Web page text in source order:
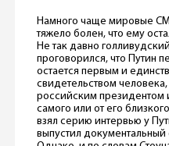
Намного чаще мировые
тяжело болен, что ему
Не так давно
проговорился, что Путин
остается первым и
свидетельством
российским президентом
самого или от его
взял серию интервью у
выпустил